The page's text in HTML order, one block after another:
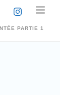
PARTIE 1